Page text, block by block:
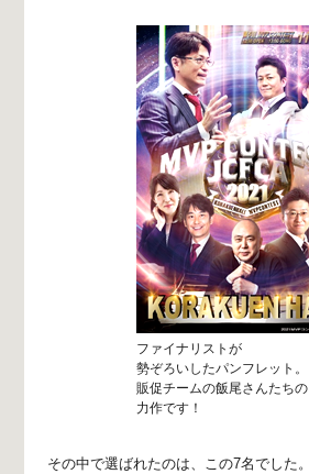
ファイナリストが
勢ぞろいしたパンフレット。
販促チームの飯尾さんたちの
力作です！
その中で選ばれたのは、この7名でした。